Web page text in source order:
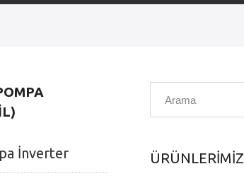
İnverter ÜRÜNLERİMİZ